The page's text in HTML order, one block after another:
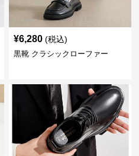
¥6,280 (税込)
黒靴 クラシックローファー